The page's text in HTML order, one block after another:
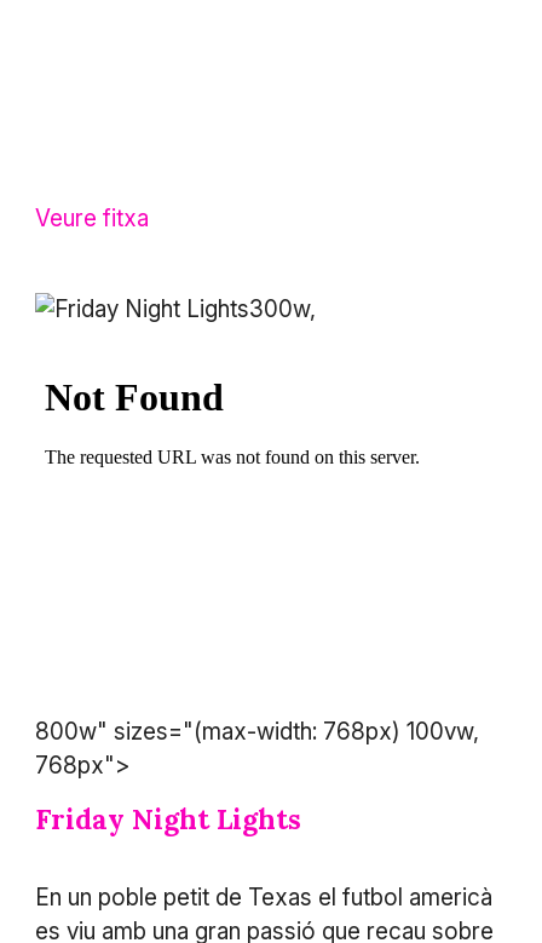
Veure fitxa
300w,
800w" sizes="(max-width: 768px) 100vw,
768px">
Friday Night Lights
En un poble petit de Texas el futbol americà
es viu amb una gran passió que recau sobre